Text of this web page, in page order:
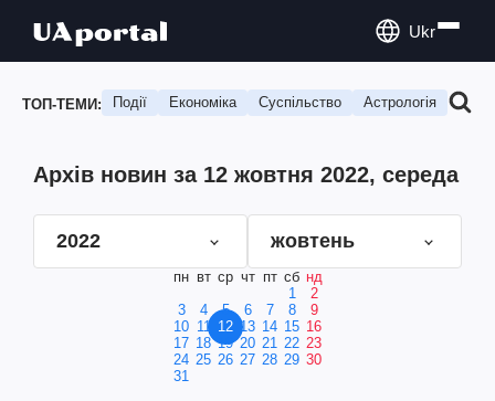
Ukr
ТОП-ТЕМИ: Події Економіка Суспільство Астрологія
Архів новин за 12 жовтня 2022, середа
2022 жовтень
пн вт ср чт пт сб нд
1
2
3
4 5 6 7 8
9
10 11 12 13 14 15 16
17 18 19 20 21 22 23
24 25 26 27 28 29 30
31